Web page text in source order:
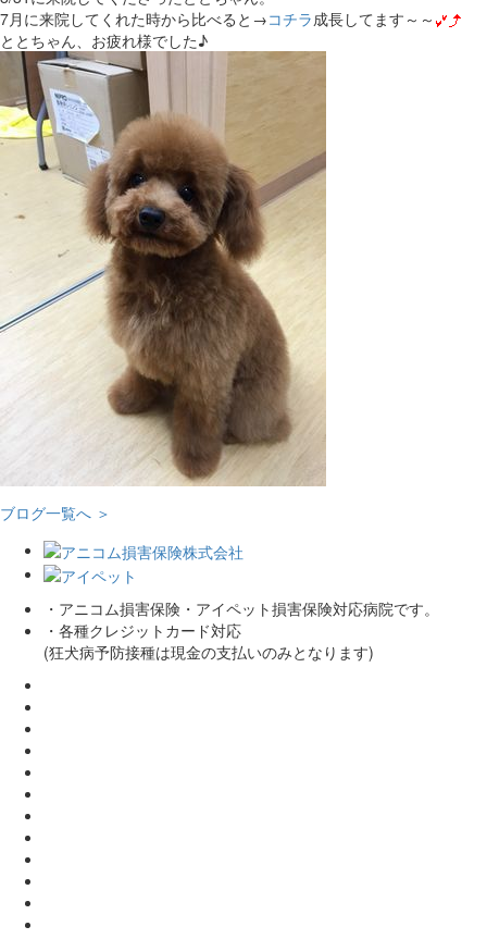
7月に来院してくれた時から比べると→コチラ成長してます～～
ととちゃん、お疲れ様でした♪
ブログ一覧へ ＞
・アニコム損害保険・アイペット損害保険対応病院です。
・各種クレジットカード対応
(狂犬病予防接種は現金の支払いのみとなります)